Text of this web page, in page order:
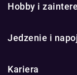
Hobby i
Jedzenie i
Kariera